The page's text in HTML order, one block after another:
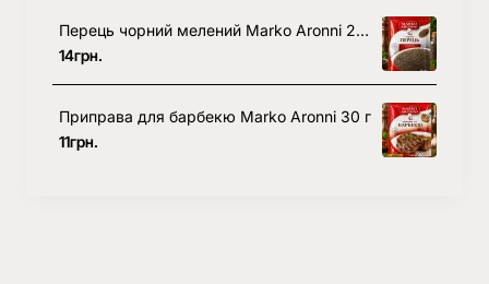
Перець чорний мелений Marko Aronni 20 г
14грн.
Приправа для барбекю Marko Aronni 30 г
11грн.